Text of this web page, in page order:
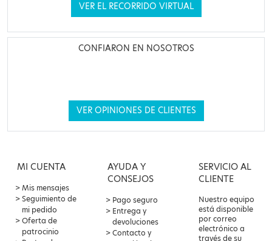
VER EL RECORRIDO VIRTUAL
CONFIARON EN NOSOTROS
VER OPINIONES DE CLIENTES
MI CUENTA
Mis mensajes
Seguimiento de
mi pedido
Oferta de
patrocinio
AYUDA Y
CONSEJOS
Pago seguro
Entrega y
devoluciones
Contacto y
SERVICIO AL
CLIENTE
Nuestro equipo
está disponible
por correo
electrónico a
través de su